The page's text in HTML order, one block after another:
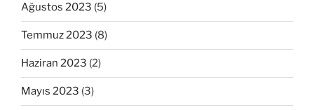
Ağustos 2023 (5)
Temmuz 2023 (8)
Haziran 2023 (2)
Mayıs 2023 (3)